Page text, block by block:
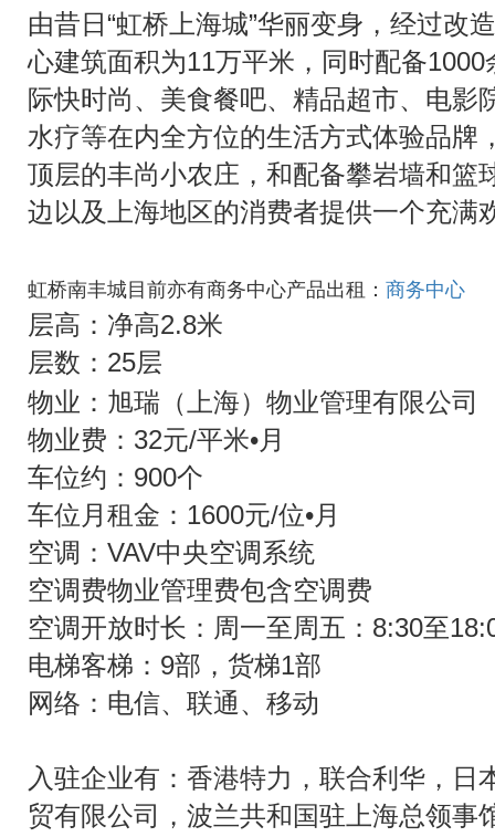
由昔日“虹桥上海城”华丽变身，经过改
心建筑面积为11万平米，同时配备
际快时尚、美食餐吧、精品超市、电影
水疗等在内全方位的生活方式体验品牌
顶层的丰尚小农庄，和配备攀岩墙和篮
边以及上海地区的消费者提供一个充满
虹桥南丰城目前亦有商务中心产品出租： 商务中心
层高：净高2.8米
层数：25层
物业： 旭瑞（上海）物业管理有限公司
物业费：32元/平米•月
车位约：900个
车位月租金：1600元/位•月
空调：VAV中央空调系统
空调费物业管理费包含空调费
空调开放时长：周一至周五：8:30至
电梯客梯：9部，货梯1部
网络：电信、联通、移动
入驻企业有： 香港特力，联合利华，日
贸有限公司，波兰共和国驻上海总领事